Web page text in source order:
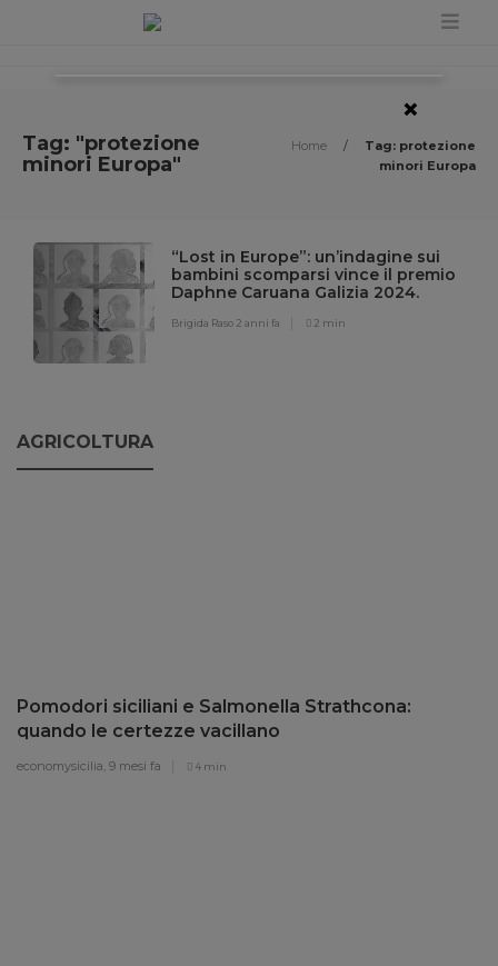
Tag: "protezione
minori Europa"
Home /
Tag: protezione
minori Europa
“Lost in Europe”: un’indagine sui
bambini scomparsi vince il premio
Daphne Caruana Galizia 2024.
Brigida Raso 2 anni fa 2 min
AGRICOLTURA
Pomodori siciliani e Salmonella Strathcona:
quando le certezze vacillano
economysicilia, 9 mesi fa 4 min
×